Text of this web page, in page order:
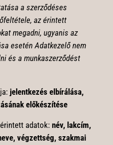
a szerződéses
az érintett
megadni, ugyanis az
esetén Adatkezelő nem
és a munkaszerződést
jelentkezés elbírálása,
előkészítése
adatok: név, lakcím,
végzettség, szakmai